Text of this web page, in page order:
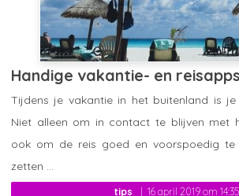
Handige vakantie- en reisapps
tips 16 april 2019 om 14:35
Tijdens je vakantie in het buitenland is je
Niet alleen om in contact te blijven met
ook om de reis goed en voorspoedig te
zetten ...